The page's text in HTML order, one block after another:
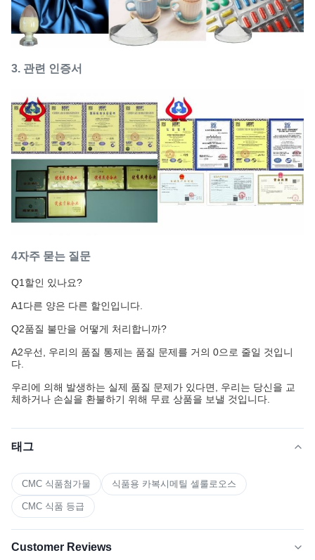
3. 관련 인증서
4자주 묻는 질문
Q1 할인 있나요?
A1 다른 양은 다른 할인입니다.
Q2품질 불만을 어떻게 처리합니까?
A2우선, 우리의 품질 통제는 품질 문제를 거의 0으로 줄일 것입니
다.
우리에 의해 발생하는 실제 품질 문제가 있다면, 우리는 당신을 교
체하거나 손실을 환불하기 위해 무료 상품을 보낼 것입니다.
태그
CMC 식품첨가물 식품용 카복시메틸 셀룰로오스
CMC 식품 등급
Customer Reviews